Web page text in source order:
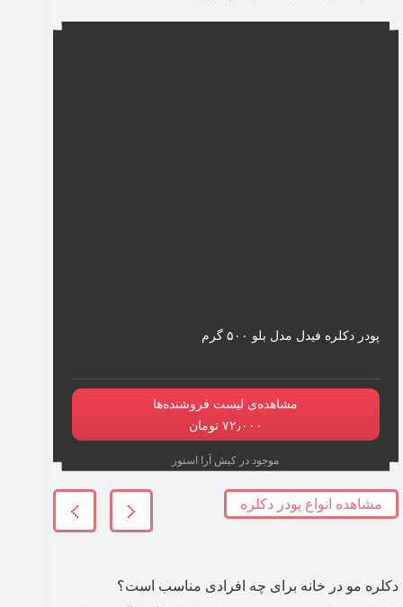
پودر دکلره فیدل مدل بلو ۵۰۰ گرم
مشاهده‌ی لیست فروشنده‌ها
۷۲٫۰۰۰ تومان
موجود در کیش آرا استور
مشاهده انواع پودر دکلره
دکلره مو در خانه برای چه افرادی مناسب است؟